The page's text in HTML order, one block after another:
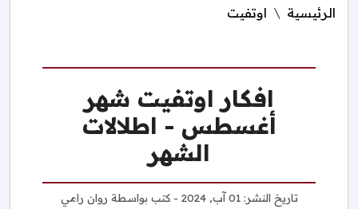
الرئيسية اوتفيت
افكار اوتفيت شهر
أغسطس - اطلالات
الشهر
تاريخ النشر:01 آب, 2024 - كتب بواسطة روان رامي